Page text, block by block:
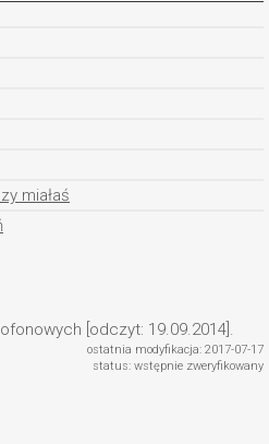
miałaś
[odczyt: 19.09.2014].
ostatnia modyfikacja: 2017-07-17
status: wstępnie zweryfikowany